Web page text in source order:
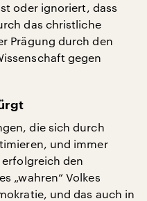
oder ignoriert, dass
das christliche
Prägung durch den
gegen
die sich durch
und immer
den
„wahren“ Volkes
und das auch in